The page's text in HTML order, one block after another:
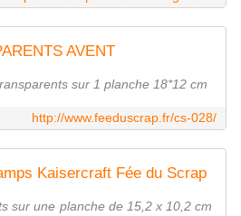
AVENT
sur 1 planche 18*12 cm
http://www.feeduscrap.fr/cs-028/
Kaisercraft Fée du Scrap
sur une planche de 15,2 x 10,2 cm